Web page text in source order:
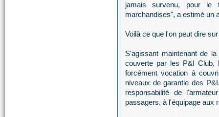
jamais survenu, pour le
marchandises", a estimé un
Voilà ce que l'on peut dire
S'agissant maintenant de
couverte par les P&I Club,
forcément vocation à
niveaux de garantie des
responsabilité de
passagers, à l'équipage aux